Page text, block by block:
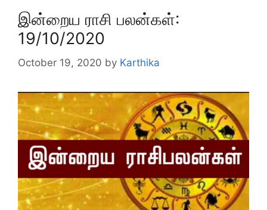
இன்றைய ராசி பலன்கள்:
19/10/2020
October 19, 2020 by Karthika